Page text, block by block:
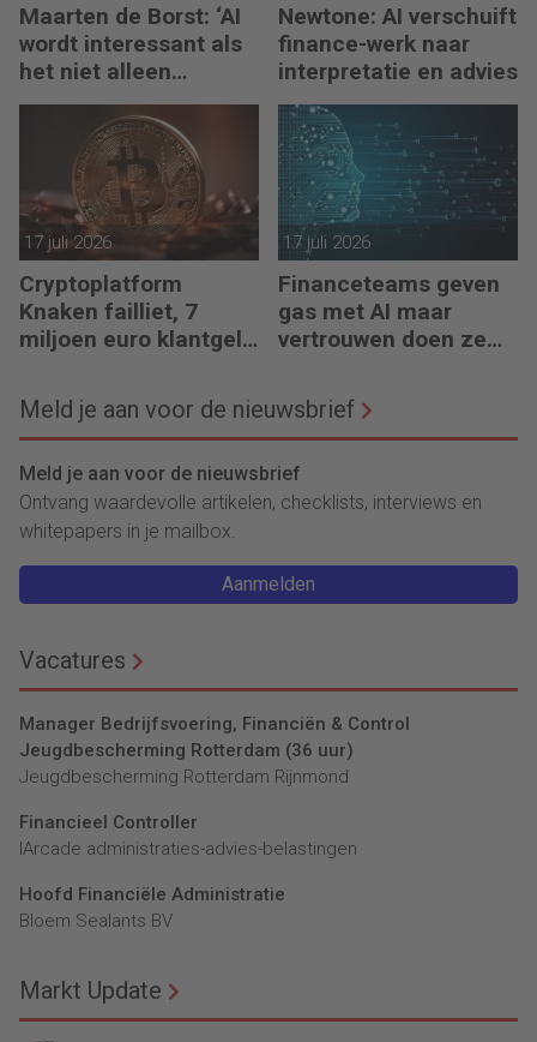
Maarten de Borst: ‘AI
wordt interessant als
het niet alleen
meedenkt, maar ook
Newtone: AI verschuift
finance-werk naar
interpretatie en advies
17 juli 2026
Cryptoplatform
Knaken failliet, 7
miljoen euro klantgeld
17 juli 2026
Financeteams geven
gas met AI maar
vertrouwen doen ze
Meld je aan voor de nieuwsbrief
Meld je aan voor de nieuwsbrief
Ontvang waardevolle artikelen, checklists, interviews en
whitepapers in je mailbox.
Aanmelden
Vacatures
Manager Bedrijfsvoering, Financiën & Control
Jeugdbescherming Rotterdam (36 uur)
Jeugdbescherming Rotterdam Rijnmond
Financieel Controller
lArcade administraties-advies-belastingen
Hoofd Financiële Administratie
Bloem Sealants BV
Markt Update